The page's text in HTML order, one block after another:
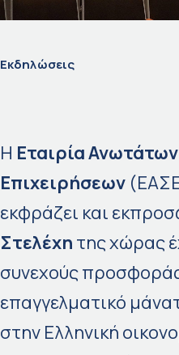
Eκδηλώσεις
Η Εταιρία
Επιχειρήσεων
εκφράζει και
Στελέχη της χώρας
συνεχούς
επαγγελματικό
στην Ελληνική